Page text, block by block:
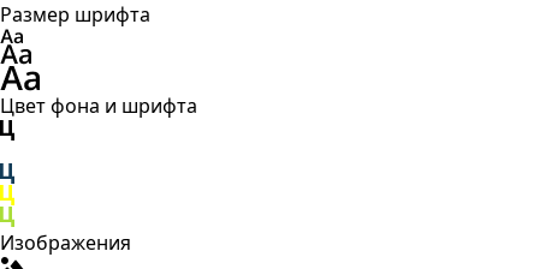
Размер шрифта
Цвет фона и шрифта
Изображения